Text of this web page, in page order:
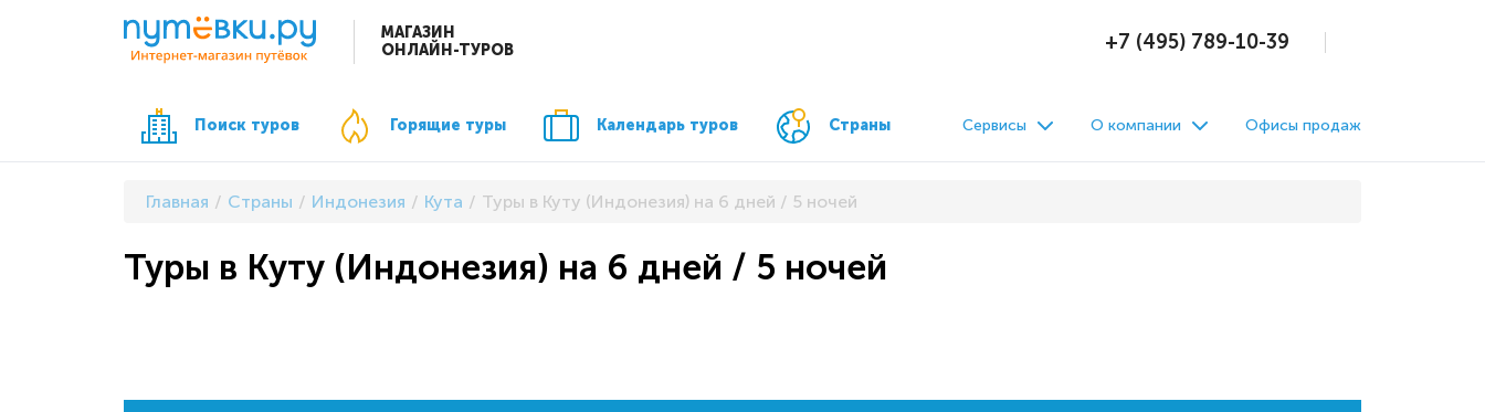
МАГАЗИН
ОНЛАЙН-ТУРОВ
+7 (495) 789-10-39
Поиск туров Горящие туры Календарь туров Страны Сервисы О компании Офисы продаж
Главная Страны Индонезия Кута Туры в Куту (Индонезия) на 6 дней / 5 ночей
Туры в Куту (Индонезия) на 6 дней / 5 ночей